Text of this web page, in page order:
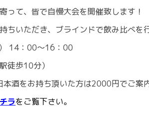
って、皆で自慢大会を開催致します！
ちいただき、ブラインドで飲み比べ
14：00～16：00
徒歩10分）
酒をお持ち頂いた方は2000円でご案
ラをご覧下さい。